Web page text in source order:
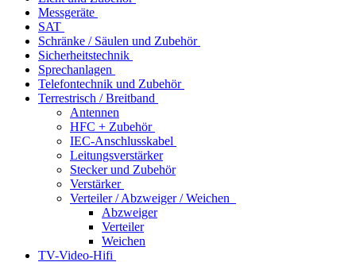
Messgeräte
SAT
Schränke / Säulen und Zubehör
Sicherheitstechnik
Sprechanlagen
Telefontechnik und Zubehör
Terrestrisch / Breitband
Antennen
HFC + Zubehör
IEC-Anschlusskabel
Leitungsverstärker
Stecker und Zubehör
Verstärker
Verteiler / Abzweiger / Weichen
Abzweiger
Verteiler
Weichen
TV-Video-Hifi